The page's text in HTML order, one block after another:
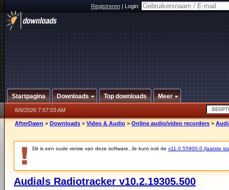
Registreren|Login:
Startpagina Downloads Top downloads Meer
8/6/2026 7:57:03 AM
AfterDawn > Downloads > Video & Audio > Online audio/video recorders >
Dit is een oude versie van deze software. Je kunt ook de v11.0.55900.0 (laatste
Audials Radiotracker v10.2.19305.500